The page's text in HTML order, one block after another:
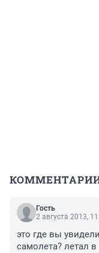
Гость
2 августа 2013,
это где вы
самолета? летал